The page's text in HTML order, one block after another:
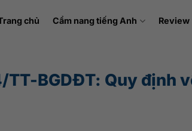
chủ Cẩm nang tiếng Anh Review
BGDĐT: Quy định